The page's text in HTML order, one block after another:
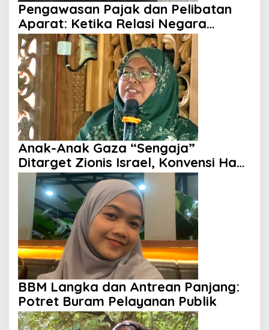
Pengawasan Pajak dan Pelibatan
Aparat: Ketika Relasi Negara
dengan Rakyat Dipertanyakan
Anak-Anak Gaza “Sengaja”
Ditarget Zionis Israel, Konvensi Hak
Anak Tak Berdaya
BBM Langka dan Antrean Panjang:
Potret Buram Pelayanan Publik